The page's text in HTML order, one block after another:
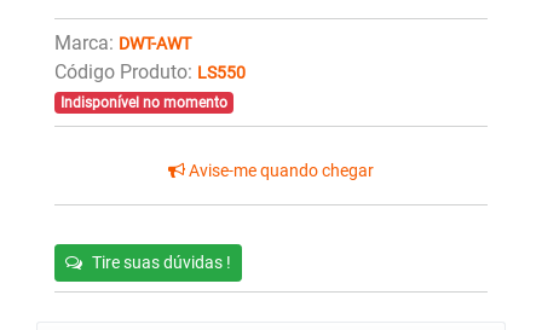
Marca: DWT-AWT
Código Produto: LS550
Indisponível no momento
Avise-me quando chegar
Tire suas dúvidas !